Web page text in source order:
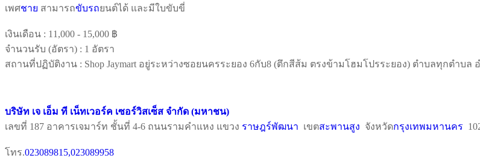
เพศชาย สามารถขับรถยนต์ได้ และมีใบขับขี่
เงินเดือน : 11,000 - 15,000 ฿
จำนวนรับ (อัตรา) : 1 อัตรา
สถานที่ปฏิบัติงาน : Shop Jaymart อยู่ระหว่างซอยนครระยอง 6กับ8 (ตึกสีส้ม ตรงข้ามโฮมโปรระยอง) ตำบลทุกตำบล
บริษัท เจ เอ็ม ที เน็ทเวอร์ค เซอร์วิสเซ็ส จำกัด (มหาชน)
เลขที่ 187 อาคารเจมาร์ท ชั้นที่ 4-6 ถนนรามคำแหง แขวง ราษฎร์พัฒนา เขตสะพานสูง จังหวัดกรุงเทพมหานคร
โทร.023089815,023089958